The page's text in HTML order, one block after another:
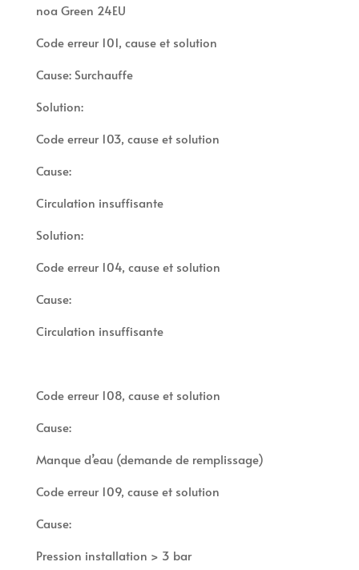
noa Green 24EU
Code erreur 101, cause et solution
Cause: Surchauffe
Solution:
Code erreur 103, cause et solution
Cause:
Circulation insuffisante
Solution:
Code erreur 104, cause et solution
Cause:
Circulation insuffisante
Code erreur 108, cause et solution
Cause:
Manque d’eau (demande de remplissage)
Code erreur 109, cause et solution
Cause:
Pression installation > 3 bar